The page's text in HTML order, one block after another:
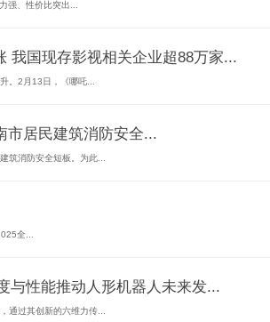
强、性价比突出...
我国现存影视相关企业超88万家...
。2月13日，《哪吒...
市居民建筑消防安全...
筑消防安全短板。为此...
全...
与性能推动人形机器人未来发...
通过其创新的六维力传...